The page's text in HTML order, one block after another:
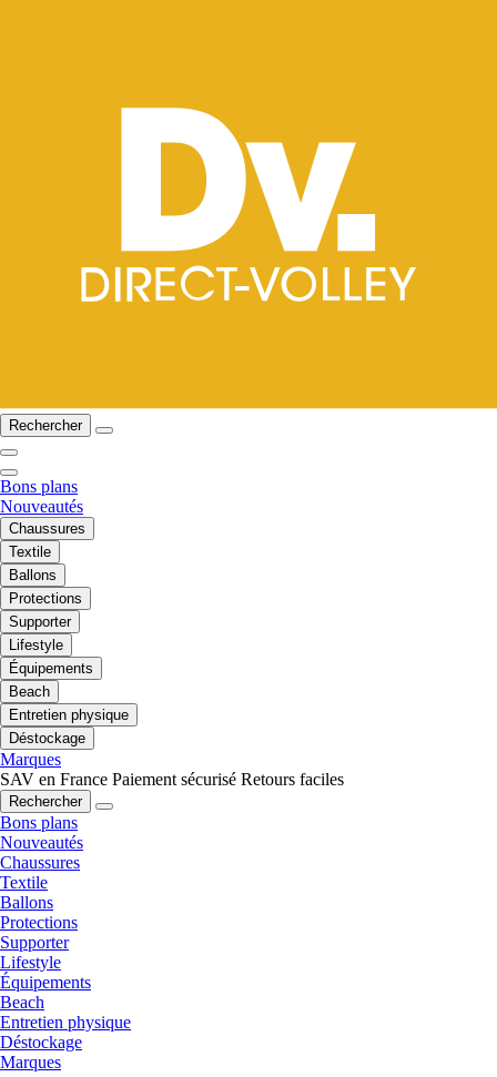
Rechercher
Bons plans
Nouveautés
Chaussures
Textile
Ballons
Protections
Supporter
Lifestyle
Équipements
Beach
Entretien physique
Déstockage
Marques
SAV en France Paiement sécurisé Retours faciles
Rechercher
Bons plans
Nouveautés
Chaussures
Textile
Ballons
Protections
Supporter
Lifestyle
Équipements
Beach
Entretien physique
Déstockage
Marques